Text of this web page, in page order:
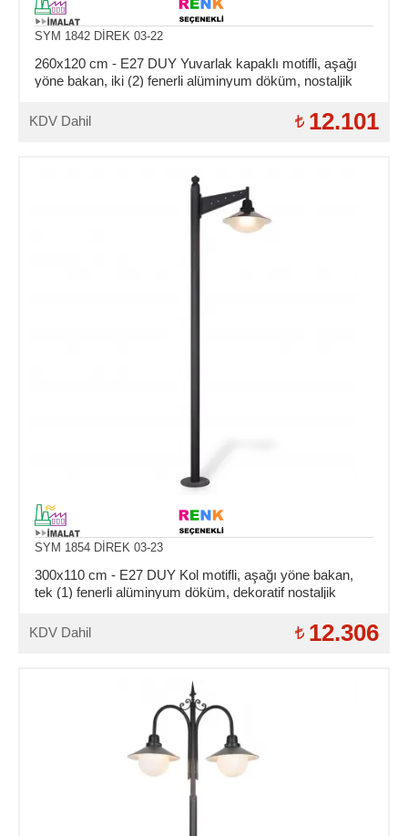
SYM 1842 DİREK 03-22
260x120 cm - E27 DUY Yuvarlak kapaklı motifli, aşağı
yöne bakan, iki (2) fenerli alüminyum döküm, nostaljik
KDV Dahil
12.101
SYM 1854 DİREK 03-23
300x110 cm - E27 DUY Kol motifli, aşağı yöne bakan,
tek (1) fenerli alüminyum döküm, dekoratif nostaljik
KDV Dahil
12.306